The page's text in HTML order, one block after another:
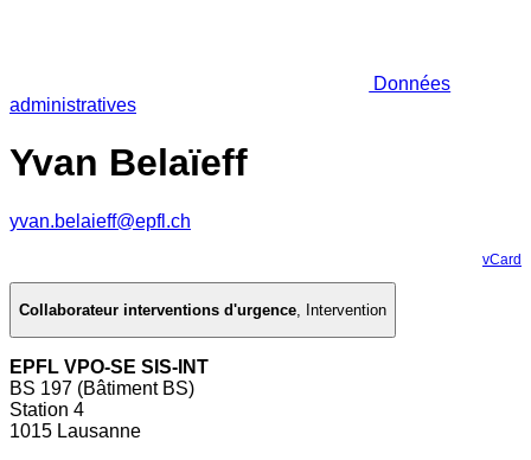
Données
administratives
Yvan Belaïeff
yvan.belaieff@epfl.ch
vCard
Collaborateur interventions d'urgence, Intervention
EPFL VPO-SE SIS-INT
BS 197 (Bâtiment BS)
Station 4
1015 Lausanne